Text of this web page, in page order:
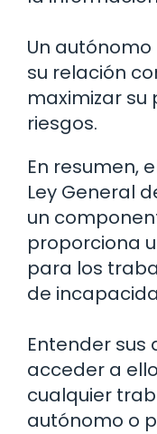
Un
su relación
maximizar su
riesgos.
En resumen,
Ley General
un
proporciona
para los
de
Entender sus
acceder a
cualquier
autónomo o